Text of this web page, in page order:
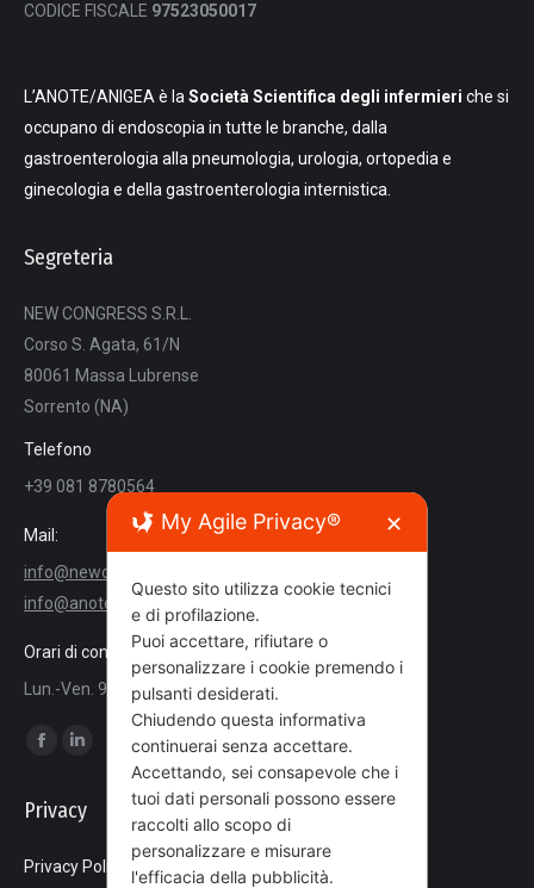
CODICE FISCALE 97523050017
L’ANOTE/ANIGEA è laSocietà Scientifica degli infermieri che si
occupano di endoscopia in tutte le branche, dalla
gastroenterologia alla pneumologia, urologia, ortopedia e
ginecologia e della gastroenterologia internistica.
Segreteria
NEW CONGRESS S.R.L.
Corso S. Agata, 61/N
80061 Massa Lubrense
Sorrento (NA)
Telefono
+39 081 8780564
Mail:
info@newcongress.it
info@anoteanigea.it
Orari di contatto
Lun.-Ven. 9:00 - 18:00
Ci puoi trovare su:
opens
new
Linkedin
opens
Privacy
Privacy Policy
My Agile Privacy® ✕
Questo sito utilizza cookie tecnici
e di profilazione.
Puoi accettare, rifiutare o
personalizzare i cookie premendo i
pulsanti desiderati.
Chiudendo questa informativa
continuerai senza accettare.
Accettando, sei consapevole che i
tuoi dati personali possono essere
raccolti allo scopo di
personalizzare e misurare
l'efficacia della pubblicità.